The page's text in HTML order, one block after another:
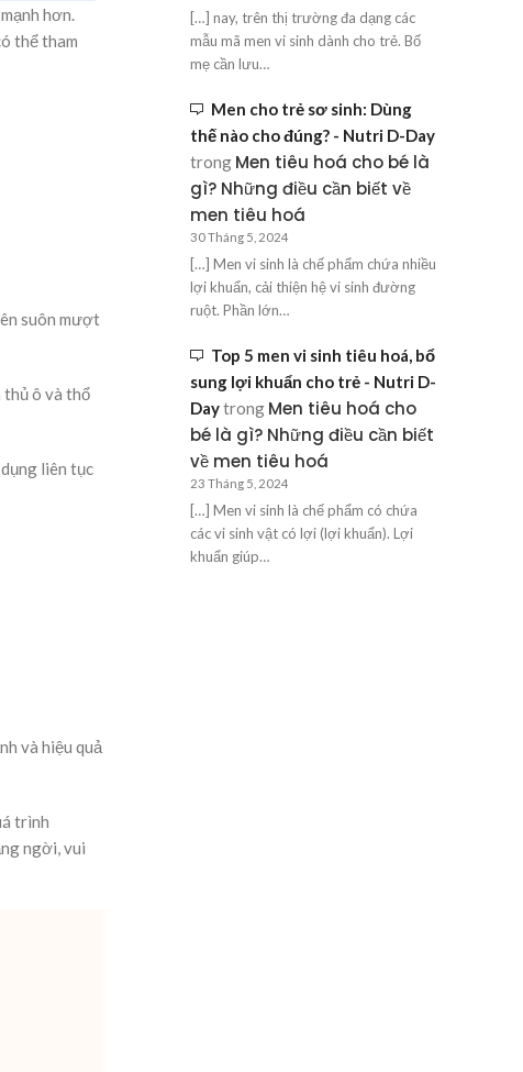
hơn.
thể tham
suôn mượt
thủ ô và thổ
liên tục
và hiệu quả
trình
ngời, vui
[…] nay, trên thị trường đa dạng các
mẫu mã men vi sinh dành cho trẻ. Bố
mẹ cần lưu…
Men cho trẻ sơ sinh: Dùng
thế nào cho đúng? - Nutri D-Day
trong Men tiêu hoá cho bé là
gì? Những điều cần biết về
men tiêu hoá
30 Tháng 5, 2024
[…] Men vi sinh là chế phẩm chứa nhiều
lợi khuẩn, cải thiện hệ vi sinh đường
ruột. Phần lớn…
Top 5 men vi sinh tiêu hoá, bổ
sung lợi khuẩn cho trẻ - Nutri D-
Daytrong Men tiêu hoá cho
bé là gì? Những điều cần biết
về men tiêu hoá
23 Tháng 5, 2024
[…] Men vi sinh là chế phẩm có chứa
các vi sinh vật có lợi (lợi khuẩn). Lợi
khuẩn giúp…